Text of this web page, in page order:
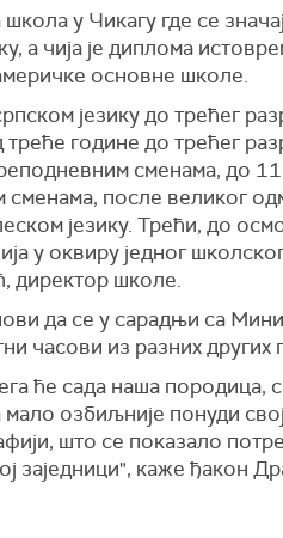
школа у Чикагу где се
а чија је диплома
основне школе.
језику до трећег
треће године до трећег
сменама, до
после великог
језику. Трећи, до
у оквиру једног
директор школе.
да се у сарадњи са
часови из разних других
ће сада наша породица,
озбиљније понуди
што се показало
заједници", каже ђакон